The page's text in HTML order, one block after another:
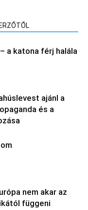
a katona férj halála
ajánl a
és a
nem akar az
függeni